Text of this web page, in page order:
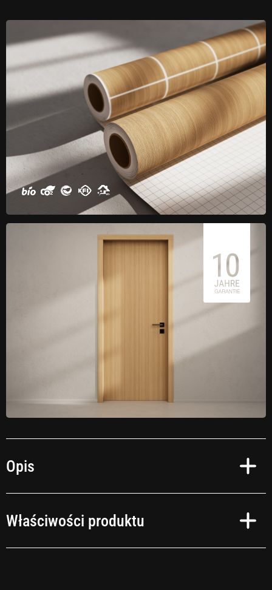
Opis
Niezależnie od tego, czy preferujesz okleinę samoprzylepną imitującą
Właściwości produktu